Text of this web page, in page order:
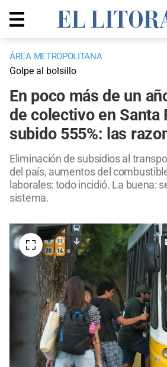
ÁREA METROPOLITANA
Golpe al bolsillo
En poco más de un
de colectivo en Santa
subido 555%: las
Eliminación de subsidios al
del país, aumentos del
laborales: todo incidió. La buena:
sistema.